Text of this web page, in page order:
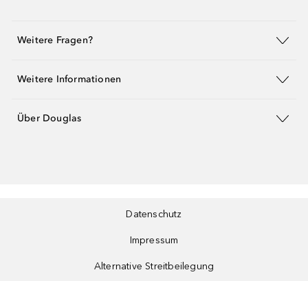
Weitere Fragen?
Weitere Informationen
Über Douglas
Datenschutz
Impressum
Alternative Streitbeilegung